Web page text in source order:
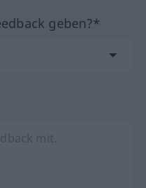
geben?*